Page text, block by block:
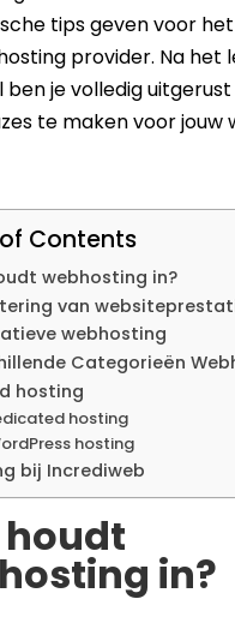
tips geven voor
provider. Na het
je volledig
te maken voor jouw
Contents
webhosting in?
van
webhosting
Categorieën
hosting
hosting
hosting
bij Incrediweb
in?